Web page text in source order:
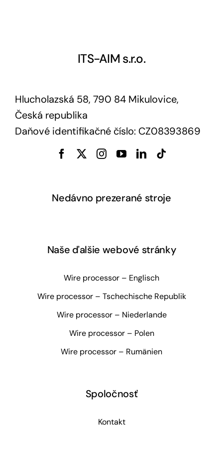
ITS-AIM s.r.o.
Hlucholazská 58, 790 84 Mikulovice,
Česká republika
Daňové identifikačné číslo: CZ08393869
Nedávno prezerané stroje
Naše ďalšie webové stránky
Wire processor – Englisch
Wire processor – Tschechische Republik
Wire processor – Niederlande
Wire processor – Polen
Wire processor – Rumänien
Spoločnosť
Kontakt